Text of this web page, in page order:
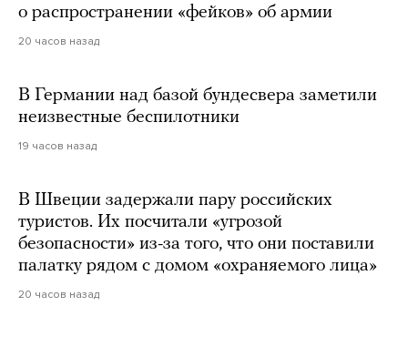
о распространении «фейков» об армии
20 часов назад
В Германии над базой бундесвера заметили
неизвестные беспилотники
19 часов назад
В Швеции задержали пару российских
туристов. Их посчитали «угрозой
безопасности» из-за того, что они поставили
палатку рядом с домом «охраняемого лица»
20 часов назад